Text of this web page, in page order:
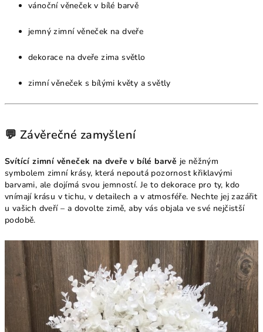
vánoční věneček v bílé barvě
jemný zimní věneček na dveře
dekorace na dveře zima světlo
zimní věneček s bílými květy a světly
💬 Závěrečné zamyšlení
Svítící zimní věneček na dveře v bílé barvě je něžným
symbolem zimní krásy, která nepoutá pozornost křiklavými
barvami, ale dojímá svou jemností. Je to dekorace pro ty, kdo
vnímají krásu v tichu, v detailech a v atmosféře. Nechte jej zazářit
u vašich dveří – a dovolte zimě, aby vás objala ve své nejčistší
podobě.